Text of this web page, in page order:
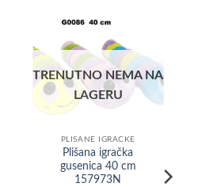
TRENUTNO NEMA NA
LAGERU
PLISANE IGRACKE
Plišana igračka
gusenica 40 cm
157973N